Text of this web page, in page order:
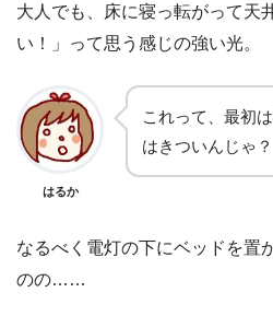
大人でも、床に寝っ転がって天
い！」って思う感じの強い光。
はるか
これって、最初
はきついんじゃ？
なるべく電灯の下にベッドを置
のの……